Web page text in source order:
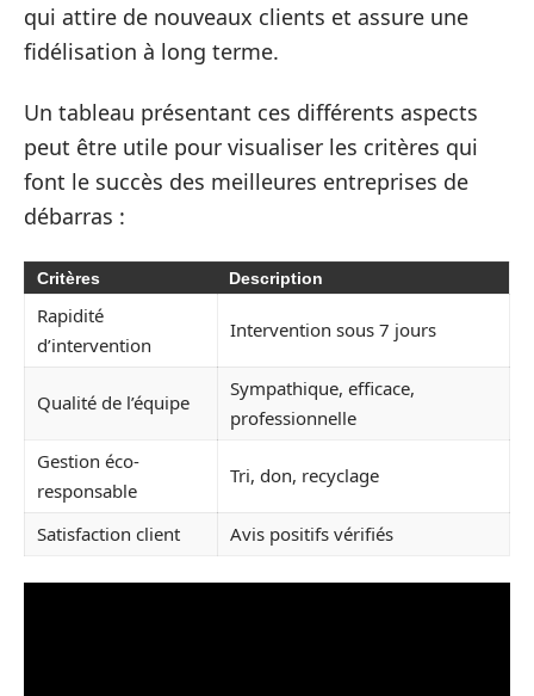
qui attire de nouveaux clients et assure une
fidélisation à long terme.
Un tableau présentant ces différents aspects
peut être utile pour visualiser les critères qui
font le succès des meilleures entreprises de
débarras :
Critères Description
Rapidité
d’intervention
Intervention sous 7 jours
Qualité de l’équipe
Sympathique, efficace,
professionnelle
Gestion éco-
responsable
Tri, don, recyclage
Satisfaction client Avis positifs vérifiés